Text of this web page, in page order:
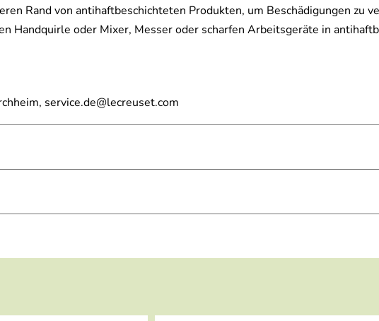
Rand von antihaftbeschichteten Produkten, um Beschädigungen zu
Handquirle oder Mixer, Messer oder scharfen Arbeitsgeräte in
service.de@lecreuset.com